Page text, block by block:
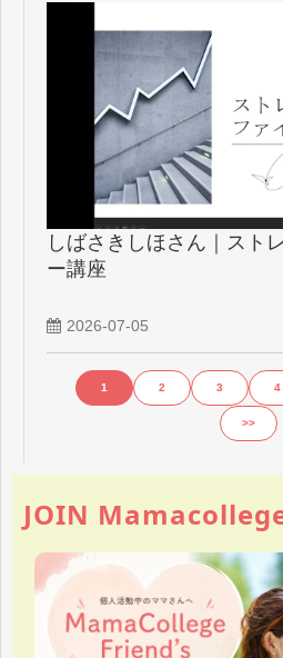
しばさきしほさん｜スト
ー講座
2026-07-05
1 2 3 4
>>
JOIN